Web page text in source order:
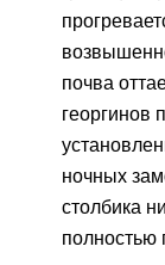
почва
георгинов
ночных
столбика
полностью